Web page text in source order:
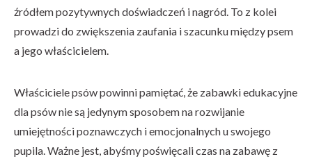
źródłem pozytywnych doświadczeń i nagród. To z kolei
prowadzi do zwiększenia zaufania i szacunku między psem
a jego właścicielem.
Właściciele psów powinni pamiętać, że zabawki edukacyjne
dla psów nie są jedynym sposobem na rozwijanie
umiejętności poznawczych i emocjonalnych u swojego
pupila. Ważne jest, abyśmy poświęcali czas na zabawę z